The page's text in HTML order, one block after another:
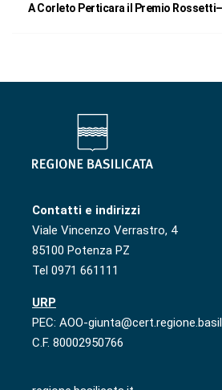
A Corleto Perticara il Premio
Contatti e indirizzi
Viale Vincenzo Verrastro, 4
85100 Potenza PZ
Tel 0971 661111
URP
PEC: AOO-
C.F. 80002950766